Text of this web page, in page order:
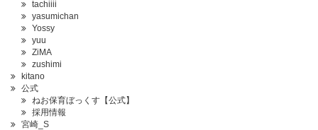
tachiiii
yasumichan
Yossy
yuu
ZiMA
zushimi
kitano
公式
ねお保育ぼっくす【公式】
採用情報
宮崎_S